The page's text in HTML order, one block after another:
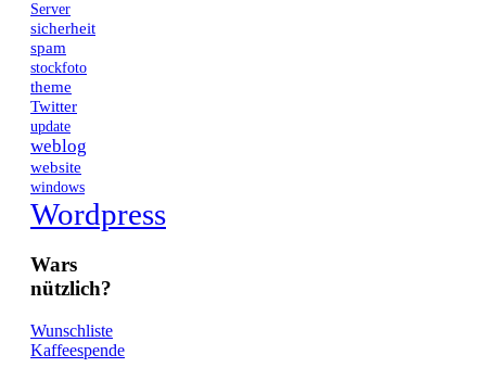
Server
sicherheit
spam
stockfoto
theme
Twitter
update
weblog
website
windows
Wordpress
Wars
nützlich?
Wunschliste
Kaffeespende